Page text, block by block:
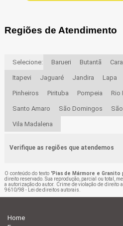
Regiões de Atendimento
Selecione: Barueri Butantã
Itapevi Jaguaré Jandira Lapa
Pinheiros Pirituba Pompeia Rio
Santo Amaro São Domingos
Vila Madalena
Verifique as regiões que atendemos
O conteúdo do texto "Pias de Mármore e Granito
direito reservado. Sua reprodução, parcial ou total,
a autorização do autor. Crime de violação de direito
9610/98 - Lei de direitos autorais.
Home